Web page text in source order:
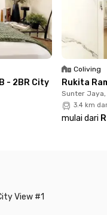
- 2BR City
Coliving
Rukita
Sunter Jaya,
3.4 km
mulai dari
View #1